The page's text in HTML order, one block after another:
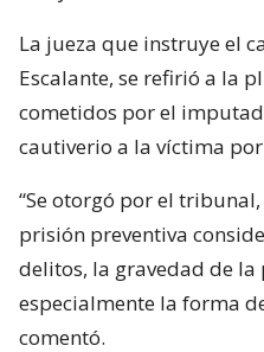
La jueza que instruye el
Escalante, se refirió a la
cometidos por el
cautiverio a la víctima
“Se otorgó por el
prisión preventiva
delitos, la gravedad de la
especialmente la forma
comentó.